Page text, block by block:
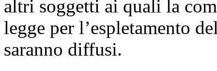
altri soggetti ai quali la
legge per l’espletamento
saranno diffusi.